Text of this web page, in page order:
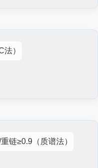
）
链≥0.9（质谱法）